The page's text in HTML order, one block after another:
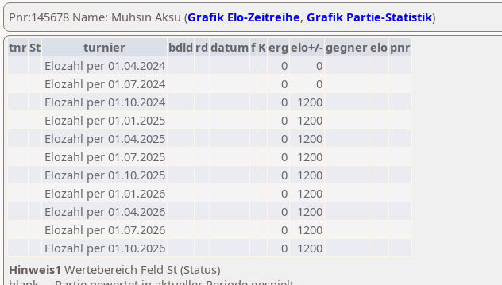
Pnr:145678 Name: Muhsin Aksu (Grafik Elo-Zeitreihe, Grafik Partie-Statistik)
tnrSt turnier bdld rd datumf Kerg elo+/-gegnerelo pnr
Elozahl per 01.04.2024
0
0
Elozahl per 01.07.2024
0
0
Elozahl per 01.10.2024
0
1200
Elozahl per 01.01.2025
0
1200
Elozahl per 01.04.2025
0
1200
Elozahl per 01.07.2025
0
1200
Elozahl per 01.10.2025
0
1200
Elozahl per 01.01.2026
0
1200
Elozahl per 01.04.2026
0
1200
Elozahl per 01.07.2026
0
1200
Elozahl per 01.10.2026
0
1200
Hinweis1 Wertebereich Feld St (Status)